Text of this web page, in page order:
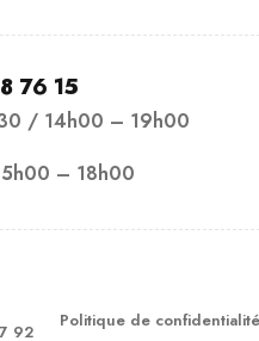
76 15
/ 14h00 – 19h00
– 18h00
92
Politique de confidentialité